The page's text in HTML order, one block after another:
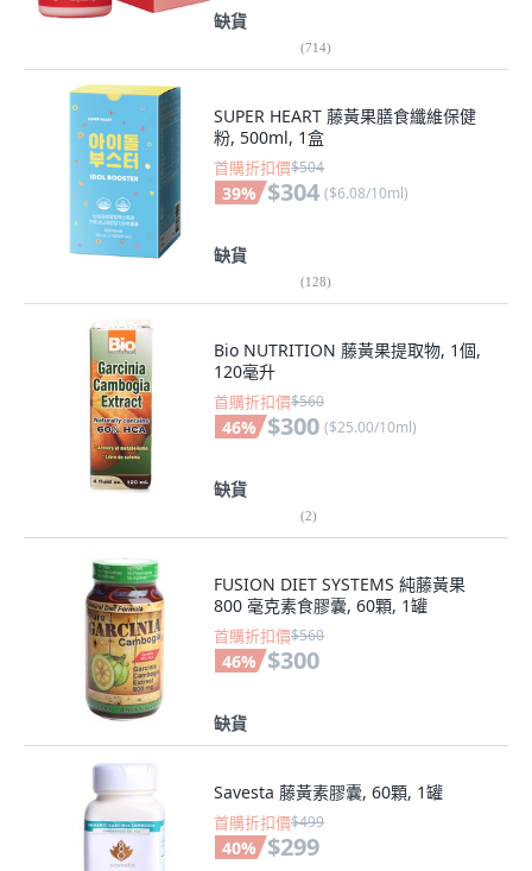
缺貨
(714)
SUPER HEART 藤黃果膳食纖維保健
粉, 500ml, 1盒
首購折扣價$504
39% $304 ($6.08/10ml)
缺貨
(128)
Bio NUTRITION 藤黃果提取物, 1個,
120毫升
首購折扣價$560
46% $300 ($25.00/10ml)
缺貨
(2)
FUSION DIET SYSTEMS 純藤黃果
800 毫克素食膠囊, 60顆, 1罐
首購折扣價$560
46% $300
缺貨
Savesta 藤黃素膠囊, 60顆, 1罐
首購折扣價$499
40% $299